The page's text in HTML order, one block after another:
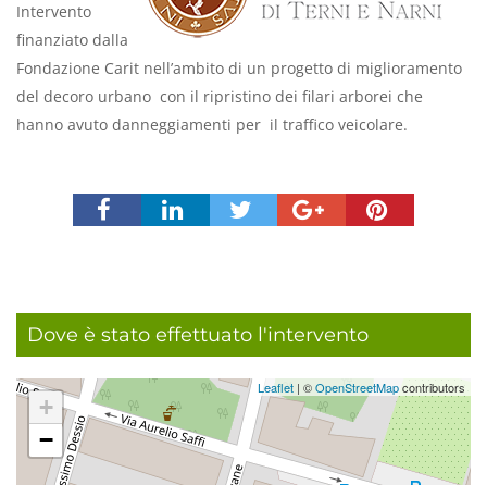
Intervento
finanziato dalla
Fondazione Carit nell’ambito di un progetto di miglioramento
del decoro urbano con il ripristino dei filari arborei che
hanno avuto danneggiamenti per il traffico veicolare.
Dove è stato effettuato l'intervento
+
−
Leaflet | ©OpenStreetMapcontributors